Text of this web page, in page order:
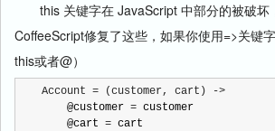
this 关键字在 JavaScript 中部分的被破坏
CoffeeScript修复了这些，如果你使用=>关键
this或者@）
Account = (customer, cart) ->
    @customer
= customer
    @cart
= cart